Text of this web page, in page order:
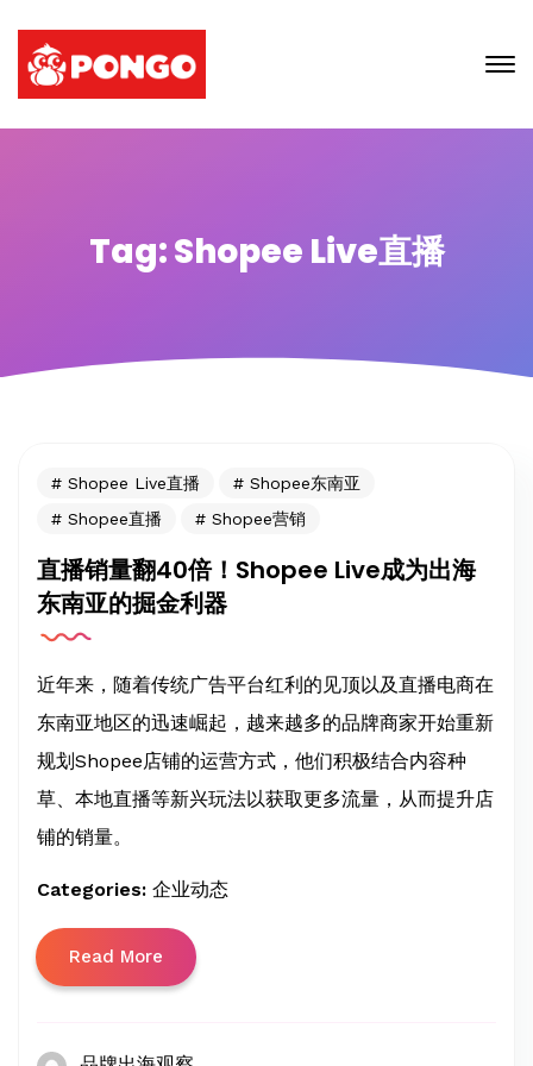
Tag: Shopee Live直播
Shopee Live直播
Shopee东南亚
Shopee直播
Shopee营销
直播销量翻40倍！Shopee Live成为出海
东南亚的掘金利器
近年来，随着传统广告平台红利的见顶以及直播电商在
东南亚地区的迅速崛起，越来越多的品牌商家开始重新
规划Shopee店铺的运营方式，他们积极结合内容种
草、本地直播等新兴玩法以获取更多流量，从而提升店
铺的销量。
Categories: 企业动态
Read More